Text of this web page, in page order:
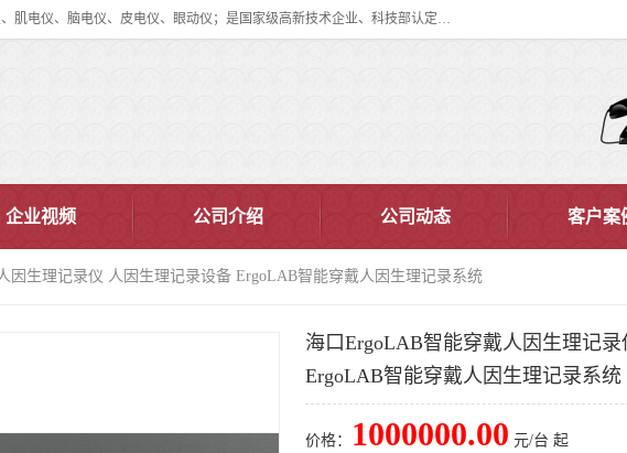
眼动仪多少钱?北京津发科技股份有限公司主营：事件相关电位仪、生理仪、肌电仪、脑电仪、皮电仪、眼动仪；是国家级高新技术企业、科技部认定的科技型中小企业和中关村高新技术企业，具备保密资格，具备自主进出口经营权；自主研发技术、产品与服务荣获多项省部级科学技术奖励、国家发明专利、国家软件著作权和省部级新技术新产品（服务）认证。
企业视频 公司介绍 公司动态 客户案
因生理记录仪 人因生理记录设备 ErgoLAB智能穿戴人因生理记录系统
海口ErgoLAB智能穿戴人因生理记
ErgoLAB智能穿戴人因生理记录系统
价格： 1000000.00 元/台 起